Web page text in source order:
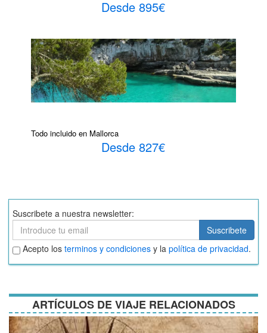
Desde 895€
Todo incluido en Mallorca
Desde 827€
Suscribete a nuestra newsletter:
Suscribete
Suscribete
Aceptar
términos
y
Acepto los terminos y condiciones y la política de privacidad.
ARTÍCULOS DE VIAJE RELACIONADOS